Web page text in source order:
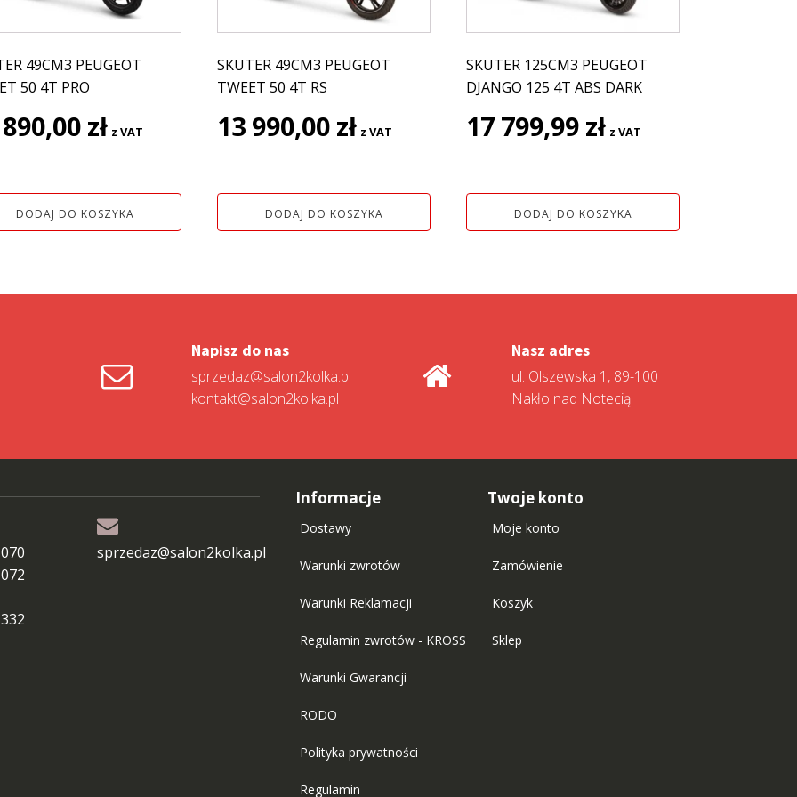
49CM3 PEUGEOT
50 4T PRO
zł z VAT
DODAJ DO KOSZYKA
SKUTER 49CM3 PEUGEOT
TWEET 50 4T RS
13 990,00 zł z VAT
DODAJ DO KOSZYKA
SKUTER 125CM3 PEUGEOT
DJANGO 125 4T ABS DARK
17 799,99 zł z VAT
DODAJ DO KOSZYKA
Napisz do nas
sprzedaz@salon2kolka.pl
kontakt@salon2kolka.pl
Nasz adres
ul. Olszewska 1, 89-100
Nakło nad Notecią
sprzedaz@salon2kolka.pl
Informacje
Dostawy
Warunki zwrotów
Warunki Reklamacji
Regulamin zwrotów - KROSS
Warunki Gwarancji
RODO
Polityka prywatności
Regulamin
Twoje konto
Moje konto
Zamówienie
Koszyk
Sklep